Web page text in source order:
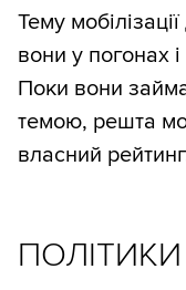
Тему
вони у погонах
Поки вони
темою, решта
власний